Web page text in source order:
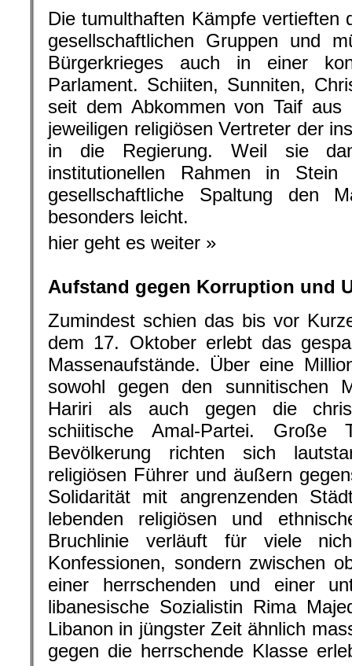
Die tumulthaften Kämpfe vertieften
gesellschaftlichen Gruppen und
Bürgerkrieges auch in einer
Parlament. Schiiten, Sunniten,
seit dem Abkommen von Taif
jeweiligen religiösen Vertreter der
in die Regierung. Weil sie
institutionellen Rahmen in
gesellschaftliche Spaltung den
besonders leicht.
hier geht es weiter »
Aufstand gegen Korruption und
Zumindest schien das bis vor
dem 17. Oktober erlebt das
Massenaufstände. Über eine
sowohl gegen den sunnitischen
Hariri als auch gegen die
schiitische Amal-Partei. Große
Bevölkerung richten sich
religiösen Führer und äußern
Solidarität mit angrenzenden
lebenden religiösen und
Bruchlinie verläuft für viele
Konfessionen, sondern zwischen
einer herrschenden und einer
libanesische Sozialistin Rima
Libanon in jüngster Zeit ähnlich
gegen die herrschende Klasse